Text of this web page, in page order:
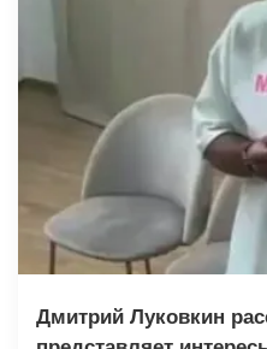
Дмитрий Луковкин